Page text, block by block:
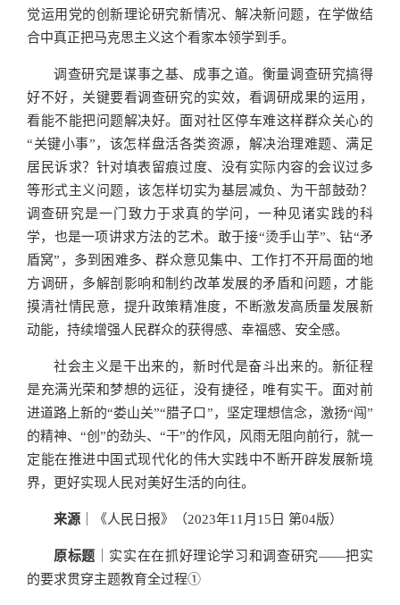
觉运用党的创新理论研究新情况、解决新问题，在学做结
合中真正把马克思主义这个看家本领学到手。
调查研究是谋事之基、成事之道。衡量调查研究搞得
好不好，关键要看调查研究的实效，看调研成果的运用，
看能不能把问题解决好。面对社区停车难这样群众关心的
“关键小事”，该怎样盘活各类资源，解决治理难题、满足
居民诉求？针对填表留痕过度、没有实际内容的会议过多
等形式主义问题，该怎样切实为基层减负、为干部鼓劲？
调查研究是一门致力于求真的学问，一种见诸实践的科
学，也是一项讲求方法的艺术。敢于接“烫手山芋”、钻“矛
盾窝”，多到困难多、群众意见集中、工作打不开局面的地
方调研，多解剖影响和制约改革发展的矛盾和问题，才能
摸清社情民意，提升政策精准度，不断激发高质量发展新
动能，持续增强人民群众的获得感、幸福感、安全感。
社会主义是干出来的，新时代是奋斗出来的。新征程
是充满光荣和梦想的远征，没有捷径，唯有实干。面对前
进道路上新的“娄山关”“腊子口”，坚定理想信念，激扬“闯”
的精神、“创”的劲头、“干”的作风，风雨无阻向前行，就一
定能在推进中国式现代化的伟大实践中不断开辟发展新境
界，更好实现人民对美好生活的向往。
来源 ｜《人民日报》（2023年11月15日 第04版）
原标题 ｜实实在在抓好理论学习和调查研究——把实
的要求贯穿主题教育全过程①